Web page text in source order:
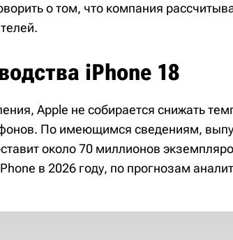
о том, что компания
iPhone 18
Apple не собирается снижать
По имеющимся сведениям,
около 70 миллионов
в 2026 году, по прогнозам